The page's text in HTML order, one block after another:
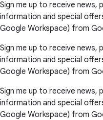
Sign me up to receive news,
information and special
Google Workspace) from
Sign me up to receive news,
information and special
Google Workspace) from
Sign me up to receive news,
information and special
Google Workspace) from